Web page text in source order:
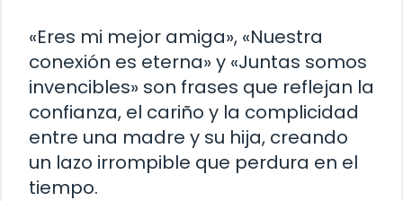
«Eres mi mejor amiga», «Nuestra
conexión es eterna» y «Juntas somos
invencibles» son frases que reflejan la
confianza, el cariño y la complicidad
entre una madre y su hija, creando
un lazo irrompible que perdura en el
tiempo.